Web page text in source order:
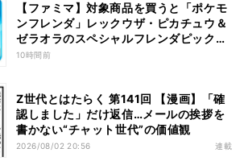
【ファミマ】対象商品を買うと「ポケモ
ンフレンダ」レックウザ・ピカチュウ＆
ゼラオラのスペシャルフレンダピックが
もらえるキャンペーン
10時間前
Z世代とはたらく 第141回 【漫画】「確
認しました」だけ返信…メールの挨拶を
書かない“チャット世代”の価値観
2026/08/02 20:56 連載